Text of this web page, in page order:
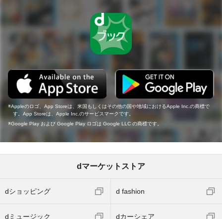
Appleのロゴ、App Storeは、米国もしくはその他の国や地域におけるApple Inc.の商標で
す。App Storeは、Apple Inc.のサービスマークです。
Google Play および Google Play ロゴは Google LLC の商標です。
dマーケットストア
dショッピング d fashion
dミュージック dカーシェア